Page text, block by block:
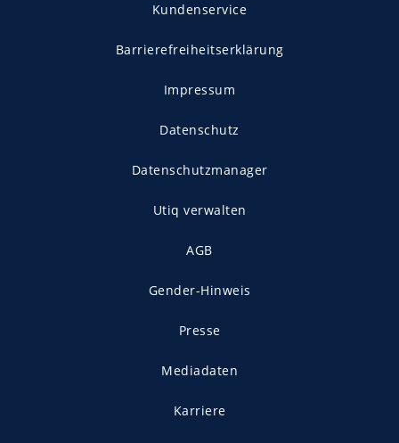
Kundenservice
Barrierefreiheitserklärung
Impressum
Datenschutz
Datenschutzmanager
Utiq verwalten
AGB
Gender-Hinweis
Presse
Mediadaten
Karriere